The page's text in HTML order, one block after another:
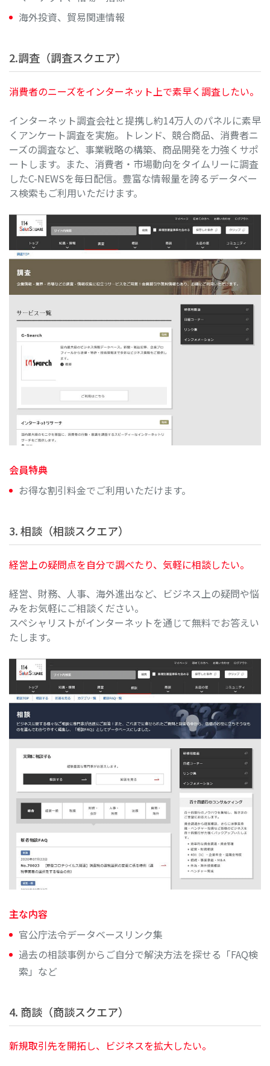
海外投資、貿易関連情報
2.調査（調査スクエア）
消費者のニーズをインターネット上で素早く調査したい。
インターネット調査会社と提携し約14万人のパネルに素早
くアンケート調査を実施。トレンド、競合商品、消費者ニ
ーズの調査など、事業戦略の構築、商品開発を力強くサポ
ートします。また、消費者・市場動向をタイムリーに調査
したC-NEWSを毎日配信。豊富な情報量を誇るデータベー
ス検索もご利用いただけます。
会員特典
お得な割引料金でご利用いただけます。
3. 相談（相談スクエア）
経営上の疑問点を自分で調べたり、気軽に相談したい。
経営、財務、人事、海外進出など、ビジネス上の疑問や悩
みをお気軽にご相談ください。
スペシャリストがインターネットを通じて無料でお答えい
たします。
主な内容
官公庁法令データベースリンク集
過去の相談事例からご自分で解決方法を探せる「FAQ検
索」など
4. 商談（商談スクエア）
新規取引先を開拓し、ビジネスを拡大したい。